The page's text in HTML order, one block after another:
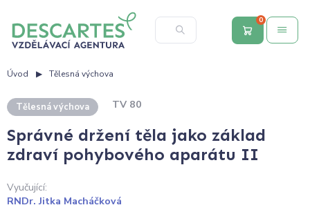
0
Úvod Tělesná výchova
Tělesná výchova TV 80
Správné držení těla jako základ
zdraví pohybového aparátu II
Vyučující:
RNDr. Jitka Macháčková